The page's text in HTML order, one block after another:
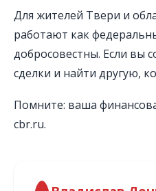
Для жителей Твери и
работают как
добросовестны. Если вы
сделки и найти другую,
Помните: ваша
cbr.ru.